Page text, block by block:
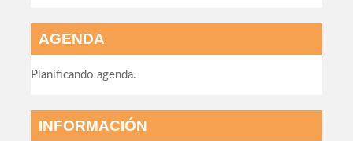
AGENDA
Planificando agenda.
INFORMACIÓN